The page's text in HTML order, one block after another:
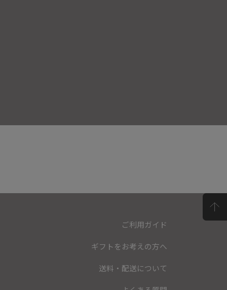
ご利用ガイド
ギフトをお考えの方へ
送料・配送について